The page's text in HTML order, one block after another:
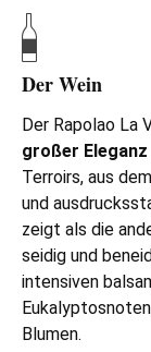
Der Wein
Der Rapolao La
großer
Terroirs, aus
und
zeigt als die
seidig und
intensiven
Blumen.